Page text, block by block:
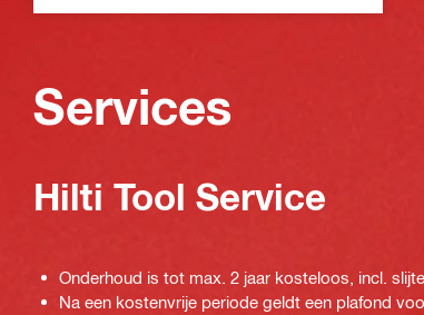
Services
Hilti Tool Service
Onderhoud is tot max. 2 jaar kosteloos, incl.
Na een kostenvrije periode geldt een plafond